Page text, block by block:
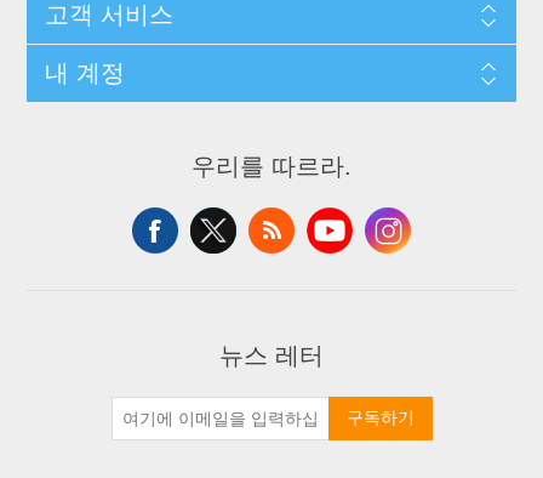
고객 서비스
내 계정
우리를 따르라.
뉴스 레터
구독하기